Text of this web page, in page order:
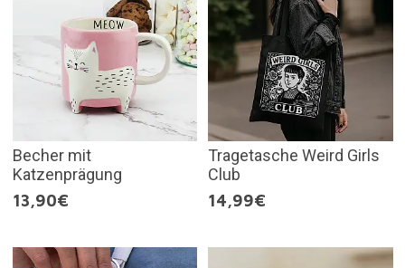
Becher mit
Katzenprägung
13,90€
Tragetasche Weird Girls
Club
14,99€